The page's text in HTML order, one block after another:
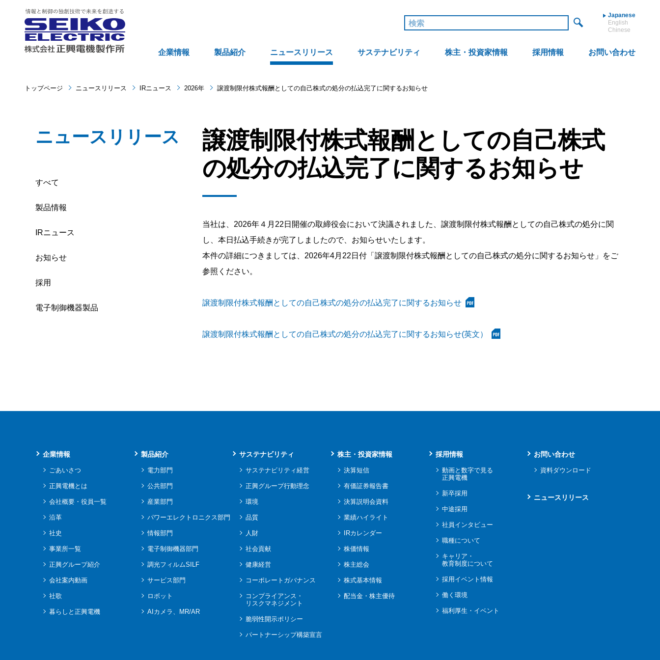
Japanese
English
Chinese
企業情報 製品紹介 ニュースリリース サステナビリティ 株主・投資家情報 採用情報 お問い合わせ
トップページ ニュースリリース IRニュース 2026年 譲渡制限付株式報酬としての自己株式の処分の払込完了に関するお知らせ
譲渡制限付株式報酬としての自己株式
の処分の払込完了に関するお知らせ
当社は、2026年４月22日開催の取締役会において決議されました、譲渡制限付株式報酬としての自己株式の処分に関
し、本日払込手続きが完了しましたので、お知らせいたします。
本件の詳細につきましては、2026年4月22日付「譲渡制限付株式報酬としての自己株式の処分に関するお知らせ」をご
参照ください。
譲渡制限付株式報酬としての自己株式の処分の払込完了に関するお知らせ
譲渡制限付株式報酬としての自己株式の処分の払込完了に関するお知らせ(英文）
ニュースリリース
すべて
製品情報
IRニュース
お知らせ
採用
電子制御機器製品
企業情報
ごあいさつ
正興電機とは
会社概要・役員一覧
沿革
社史
事業所一覧
正興グループ紹介
会社案内動画
社歌
暮らしと正興電機
製品紹介
電力部門
公共部門
産業部門
パワーエレクトロニクス部門
情報部門
電子制御機器部門
調光フィルムSILF
サービス部門
ロボット
AIカメラ、MR/AR
サステナビリティ
サステナビリティ経営
正興グループ行動理念
環境
品質
人財
社会貢献
健康経営
コーポレートガバナンス
コンプライアンス・
リスクマネジメント
脆弱性開示ポリシー
パートナーシップ構築宣言
株主・投資家情報
決算短信
有価証券報告書
決算説明会資料
業績ハイライト
IRカレンダー
株価情報
株主総会
株式基本情報
配当金・株主優待
採用情報
動画と数字で見る
正興電機
新卒採用
中途採用
社員インタビュー
職種について
キャリア・
教育制度について
採用イベント情報
働く環境
福利厚生・イベント
お問い合わせ
資料ダウンロード
ニュースリリース